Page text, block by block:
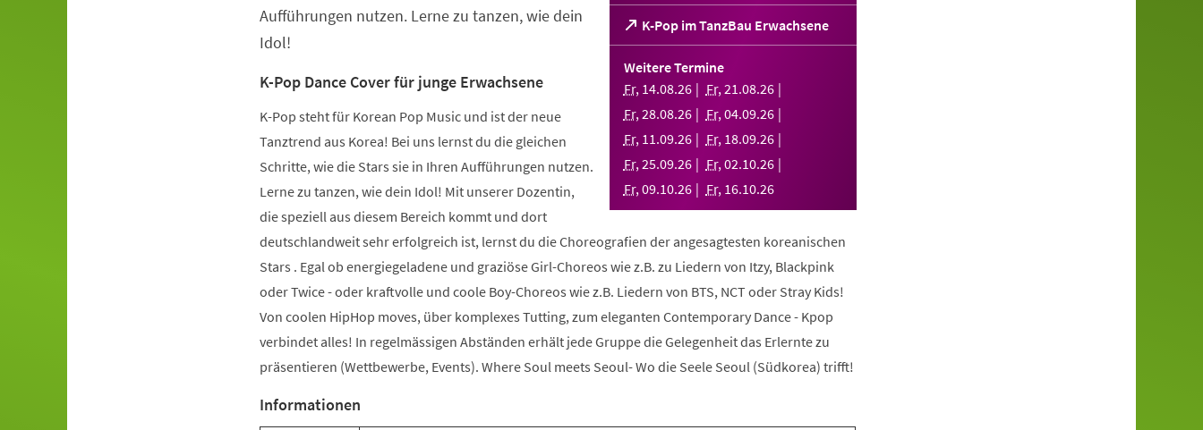
K-Pop im TanzBau Erwachsene
(Öffnet
in
einem
Tab)
Weitere Termine
Fr, 14.08.26 Fr,21.08.26
Fr,28.08.26 Fr,04.09.26
Fr, 11.09.26 Fr, 18.09.26
Fr,25.09.26 Fr,02.10.26
Fr,09.10.26 Fr, 16.10.26
Aufführungen nutzen. Lerne zu tanzen, wie dein
Idol!
K-Pop Dance Cover für junge Erwachsene
K-Pop steht für Korean Pop Music und ist der neue
Tanztrend aus Korea! Bei uns lernst du die gleichen
Schritte, wie die Stars sie in Ihren Aufführungen nutzen.
Lerne zu tanzen, wie dein Idol! Mit unserer Dozentin,
die speziell aus diesem Bereich kommt und dort
deutschlandweit sehr erfolgreich ist, lernst du die Choreografien der angesagtesten koreanischen
Stars . Egal ob energiegeladene und graziöse Girl-Choreos wie z.B. zu Liedern von Itzy, Blackpink
oder Twice - oder kraftvolle und coole Boy-Choreos wie z.B. Liedern von BTS, NCT oder Stray Kids!
Von coolen HipHop moves, über komplexes Tutting, zum eleganten Contemporary Dance - Kpop
verbindet alles! In regelmässigen Abständen erhält jede Gruppe die Gelegenheit das Erlernte zu
präsentieren (Wettbewerbe, Events). Where Soul meets Seoul- Wo die Seele Seoul (Südkorea) trifft!
Informationen